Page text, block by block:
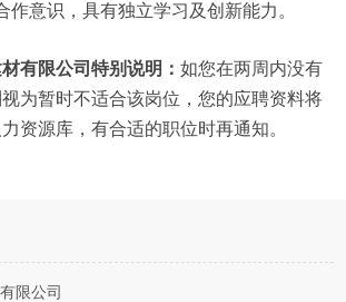
作意识，具有独立学习及创新能力。
有限公司特别说明：如您在两周内没有
为暂时不适合该岗位，您的应聘资料将
资源库，有合适的职位时再通知。
限公司